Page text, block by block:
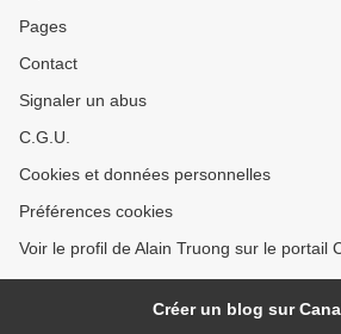
Pages
Contact
Signaler un abus
C.G.U.
Cookies et données personnelles
Préférences cookies
Voir le profil de Alain Truong sur le portail
Créer un blog sur